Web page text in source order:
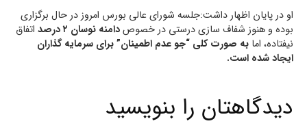
او در پایان اظهار داشت:جلسه شورای عالی بورس امروز در حال برگزاری
بوده و هنوز شفاف سازی درستی در خصوصدامنه نوسان ۲ درصد
اتفاق
نیفتاده، اما به صورت کلی “جو عدم اطمینان” برای سرمایه گذاران
ایجاد شده است.
دیدگاهتان را بنویسید